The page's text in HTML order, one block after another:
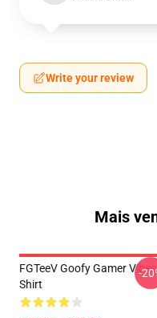
Write your review
Mais
FGTeeV Goofy Gamer Vibes
Shirt
-